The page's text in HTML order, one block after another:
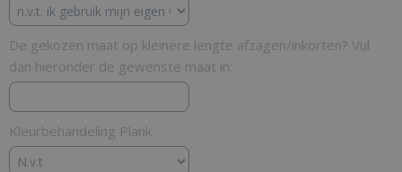
De gekozen maat op kleinere lengte afzagen/inkorten? Vul
dan hieronder de gewenste maat in:
Kleurbehandeling Plank